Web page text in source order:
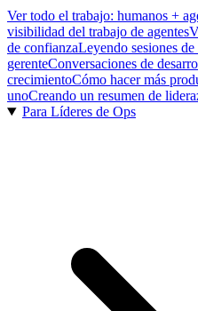
Ver todo el trabajo: humanos +
visibilidad del trabajo de agentes
de confianzaLeyendo sesiones
gerenteConversaciones de
crecimientoCómo hacer más
unoCreando un resumen de
Para Líderes de Ops